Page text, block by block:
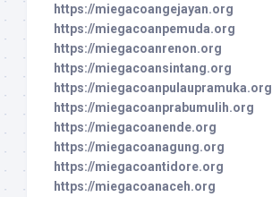
https://miegacoangejayan.org
https://miegacoanpemuda.org
https://miegacoanrenon.org
https://miegacoansintang.org
https://miegacoanpulaupramuka.org
https://miegacoanprabumulih.org
https://miegacoanende.org
https://miegacoanagung.org
https://miegacoantidore.org
https://miegacoanaceh.org